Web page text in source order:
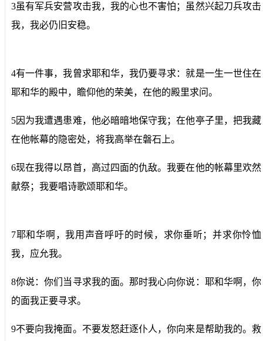
3虽有军兵安营攻击我，我的心也不害怕；虽然兴起刀兵攻击
我，我必仍旧安稳。
4有一件事，我曾求耶和华，我仍要寻求：就是一生一世住在
耶和华的殿中，瞻仰他的荣美，在他的殿里求问。
5因为我遭遇患难，他必暗暗地保守我；在他亭子里，把我藏
在他帐幕的隐密处，将我高举在磐石上。
6现在我得以昂首，高过四面的仇敌。我要在他的帐幕里欢然
献祭；我要唱诗歌颂耶和华。
7耶和华啊，我用声音呼吁的时候，求你垂听；并求你怜恤
我，应允我。
8你说：你们当寻求我的面。那时我心向你说：耶和华啊，你
的面我正要寻求。
9不要向我掩面。不要发怒赶逐仆人，你向来是帮助我的。救